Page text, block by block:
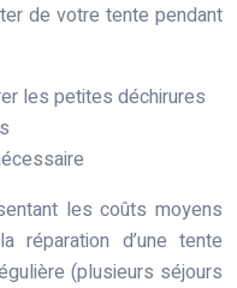
de votre tente pendant
les petites déchirures
les coûts moyens
réparation d’une tente
(plusieurs séjours